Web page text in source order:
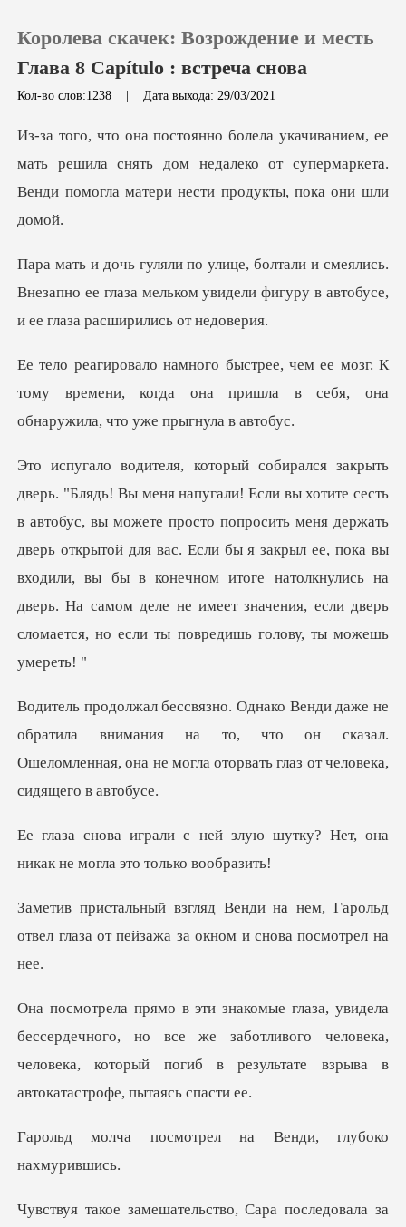
0
Выйти
Королева скачек: Возрождение и месть
Глава 8 Capítulo : встреча снова
Кол-во слов:1238 | Дата выхода: 29/03/2021
мать решила снять дом недалеко от супермаркета.
Вен
ялись.
Внезапно ее глаза мельком увидели фигуру
мозг. К
тому времени, когда она пришла в себ
е просто попросить меня держать
дверь открытой для вас. Если бы я закрыл ее, пока вы
входили, вы бы в конечном итоге натол
тила внимания на то, что он сказал.
Ошеломленная, она н
злую шутку? Нет, она
никак н
нем, Гарольд
отвел глаза от пейзаж
чного, но все же заботливого человека,
человека, который по
отрел на Венди, гл